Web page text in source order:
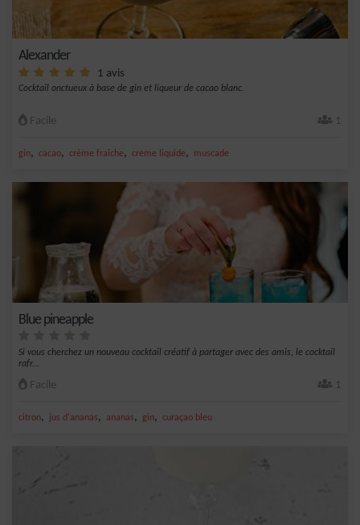
Alexander
1 avis
Cocktail onctueux à base de gin et liqueur de cacao blanc.
Facile 1
gin, cacao, crème fraîche, creme liquide, muscade
Blue pineapple
Si vous cherchez un nouveau cocktail créatif à partager avec des amis, le cocktail
rafr...
Facile 1
citron, jus d'ananas, ananas, gin, curaçao bleu